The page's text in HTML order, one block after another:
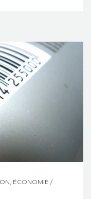
, ÉCONOMIE /